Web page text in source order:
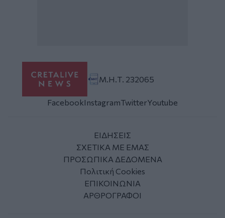
Μ.Η.Τ. 232065
FacebookInstagramTwitterYoutube
ΕΙΔΗΣΕΙΣ
ΣΧΕΤΙΚΑ ΜΕ ΕΜΑΣ
ΠΡΟΣΩΠΙΚΑ ΔΕΔΟΜΕΝΑ
Πολιτική Cookies
ΕΠΙΚΟΙΝΩΝΙΑ
ΑΡΘΡΟΓΡΑΦΟΙ